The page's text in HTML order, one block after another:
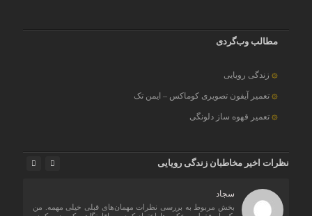
مطالب وب‌گردی
زندگی رویایی
تعمیر آیفون تصویری کوماکس – ایمن تک
تعمیر قهوه ساز دلونگی
نظرات اخیر مخاطبان زندگی رویایی
سجاد
بخش مربوط به بررسی نظرات مهمان‌های قبلی خیلی مهمه. من